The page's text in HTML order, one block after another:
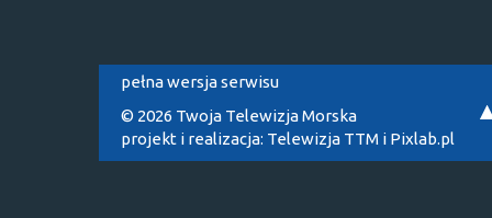
pełna wersja serwisu
© 2026 Twoja Telewizja Morska
projekt i realizacja: Telewizja TTM i Pixlab.pl